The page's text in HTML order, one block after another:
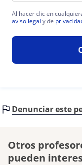
Al hacer clic en
aviso legal y de
Denunciar este
Otros
pueden